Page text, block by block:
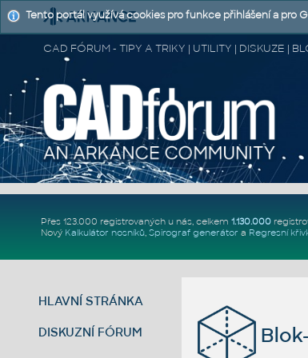
CAD FÓRUM - TIPY A TRIKY | UTILITY | DISKUZE |
Přes 123.000 registrovaných u nás, celkem 1.130.000
Nový Kalkulátor nosníků, Spirograf generátor a Regresní
HLAVNÍ STRÁNKA
DISKUZNÍ FÓRUM
Tento portál využívá cookies pro funkce přihlášení a pro